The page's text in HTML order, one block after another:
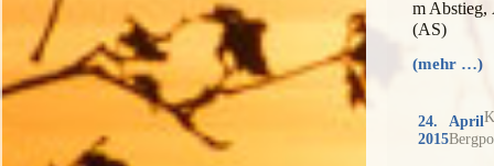
m Abstieg,
(AS)
(mehr …)
24. April
2015